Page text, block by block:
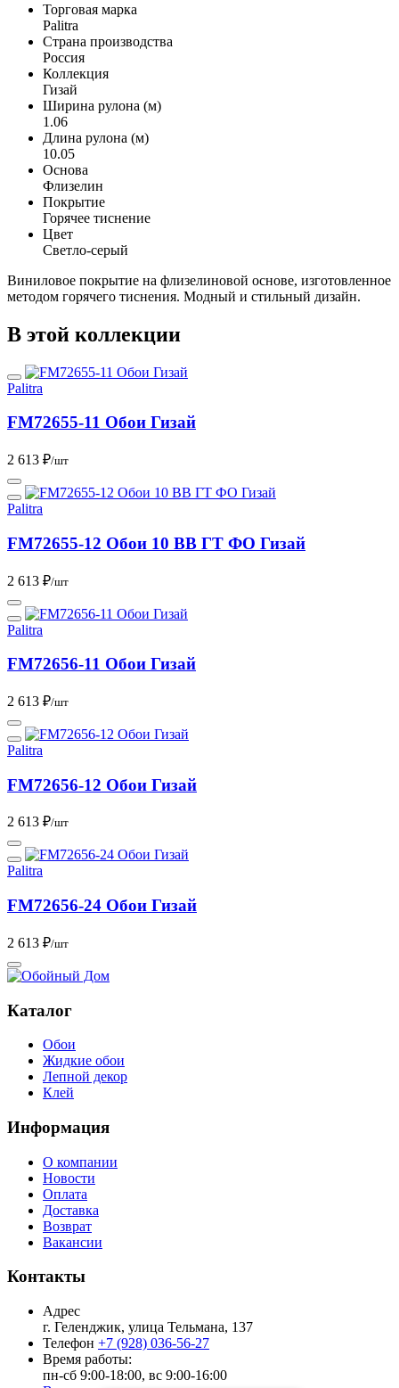
Торговая марка
Palitra
Страна производства
Россия
Коллекция
Гизай
Ширина рулона (м)
1.06
Длина рулона (м)
10.05
Основа
Флизелин
Покрытие
Горячее тиснение
Цвет
Светло-серый
Виниловое покрытие на флизелиновой основе, изготовленное
методом горячего тиснения. Модный и стильный дизайн.
В этой коллекции
Palitra
FM72655-11 Обои Гизай
2 613 ₽/шт
Palitra
FM72655-12 Обои 10 ВВ ГТ ФО Гизай
2 613 ₽/шт
Palitra
FM72656-11 Обои Гизай
2 613 ₽/шт
Palitra
FM72656-12 Обои Гизай
2 613 ₽/шт
Palitra
FM72656-24 Обои Гизай
2 613 ₽/шт
Каталог
Обои
Жидкие обои
Лепной декор
Клей
Информация
О компании
Новости
Оплата
Доставка
Возврат
Вакансии
Контакты
Адрес
г. Геленджик, улица Тельмана, 137
Телефон +7 (928) 036-56-27
Время работы:
пн-сб 9:00-18:00, вс 9:00-16:00